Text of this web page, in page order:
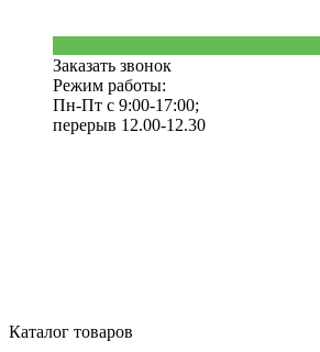
Заказать звонок
Режим работы:
Пн-Пт с 9:00-17:00;
перерыв 12.00-12.30
Каталог товаров